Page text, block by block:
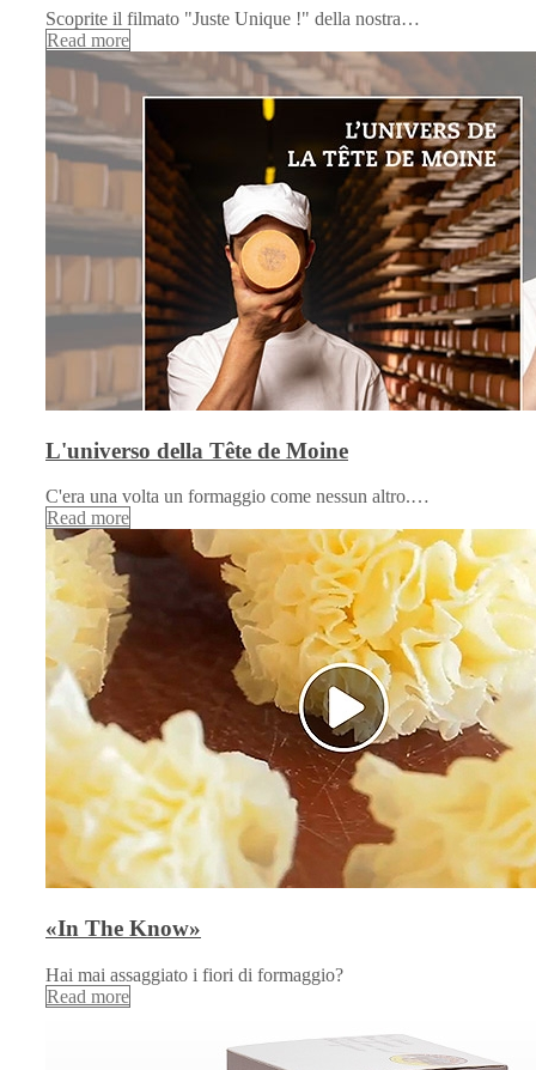
Scoprite il filmato "Juste Unique !" della nostra…
Read more
L'universo della Tête de Moine
C'era una volta un formaggio come nessun altro.…
Read more
«In The Know»
Hai mai assaggiato i fiori di formaggio?
Read more